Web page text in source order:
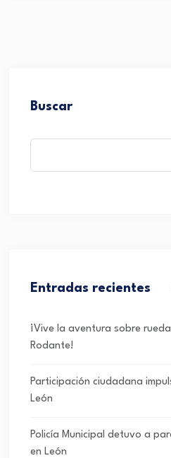
Buscar
Entradas recientes
¡Vive la aventura sobre
Rodante!
Participación ciudadana
León
Policía Municipal detuvo a
en León